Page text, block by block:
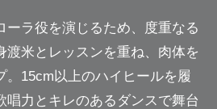
ーラ役を演じるため、度重なる
渡米とレッスンを重ね、肉体を
。15cm以上のハイヒールを履
唱力とキレのあるダンスで舞台